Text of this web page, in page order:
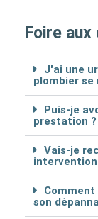
Foire
J'ai une
plombier se
Puis-je
prestation ?
Vais-je
intervention
son